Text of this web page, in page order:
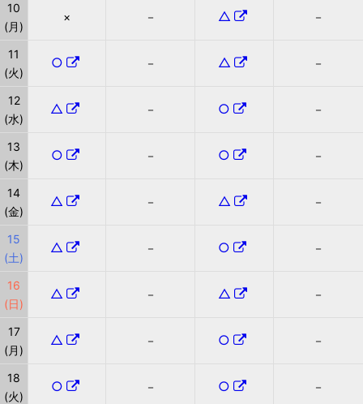
10
(月)
× － △ －
11
(火)
○ － △ －
12
(水)
△ － ○ －
13
(木)
○ － ○ －
14
(金)
△ － △ －
15
(土)
△ － ○ －
16
(日)
△ － △ －
17
(月)
△ － ○ －
18
(火)
○ － ○ －